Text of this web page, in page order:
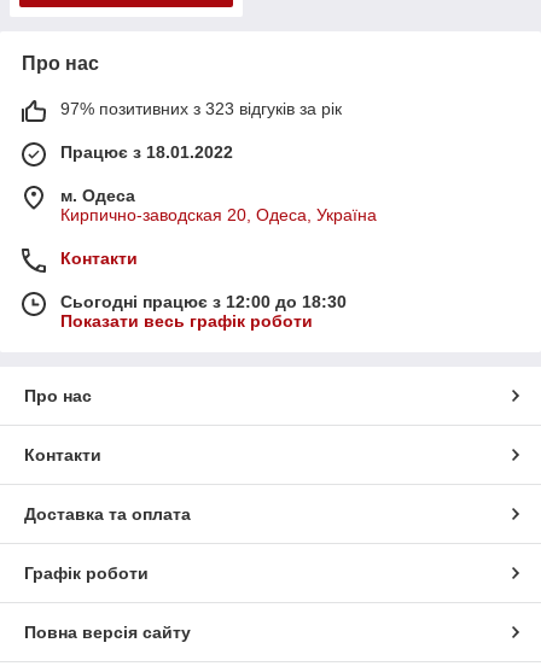
Про нас
97% позитивних з 323 відгуків за рік
Працює з 18.01.2022
м. Одеса
Кирпично-заводская 20, Одеса, Україна
Контакти
Сьогодні працює з 12:00 до 18:30
Показати весь графік роботи
Про нас
Контакти
Доставка та оплата
Графік роботи
Повна версія сайту